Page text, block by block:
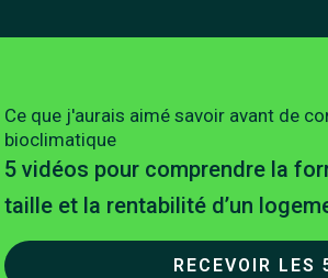
Ce que j'aurais aimé savoir avant de
bioclimatique
5 vidéos pour comprendre la
taille et la rentabilité d’un
RECEVOIR LES